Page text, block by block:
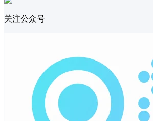
关注公众号